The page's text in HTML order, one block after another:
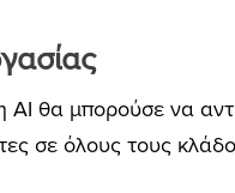
θα μπορούσε να
σε όλους τους